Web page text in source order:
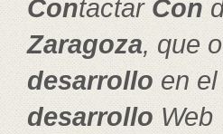
Contactar Con
Zaragoza, que
desarrolloen el
desarrolloWeb